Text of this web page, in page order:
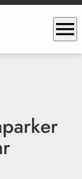
menu